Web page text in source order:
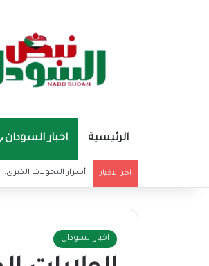
الرئيسية اخبار السودان
اخر الاخبار أسرار التحولات الكبرى..
اخبار السودان